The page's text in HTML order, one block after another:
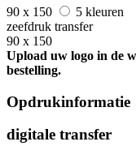
90 x 150
5 kleuren
zeefdruk transfer
90 x 150
Upload uw logo in de
bestelling.
Opdrukinformatie
digitale transfer